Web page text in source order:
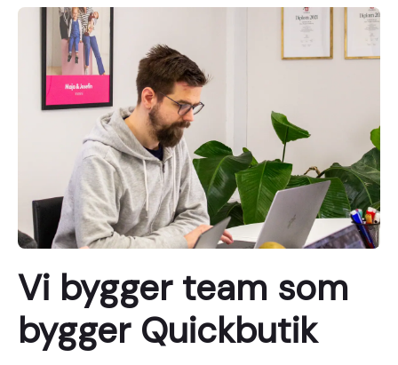
Vi bygger team som
bygger Quickbutik